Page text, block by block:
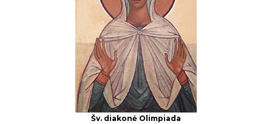
Šv. diakonė Olimpiada